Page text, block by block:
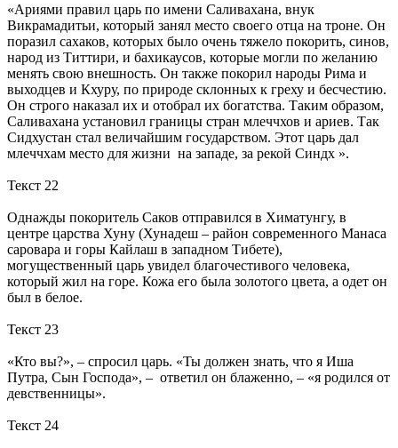
«Ариями правил царь по имени Саливахана, внук
Викрамадитьи, который занял место своего отца на троне. Он
поразил сахаков, которых было очень тяжело покорить, синов,
народ из Титтири, и бахикаусов, которые могли по желанию
менять свою внешность. Он также покорил народы Рима и
выходцев и Кхуру, по природе склонных к греху и бесчестию.
Он строго наказал их и отобрал их богатства. Таким образом,
Саливахана установил границы стран млеччхов и ариев. Так
Сидхустан стал величайшим государством. Этот царь дал
млеччхам место для жизни на западе, за рекой Синдх ».
Текст 22
Однажды покоритель Саков отправился в Химатунгу, в
центре царства Хуну (Хунадеш – район современного Манаса
саровара и горы Кайлаш в западном Тибете),
могущественный царь увидел благочестивого человека,
который жил на горе. Кожа его была золотого цвета, а одет он
был в белое.
Текст 23
«Кто вы?», – спросил царь. «Ты должен знать, что я Иша
Путра, Сын Господа», – ответил он блаженно, – «я родился от
девственницы».
Текст 24